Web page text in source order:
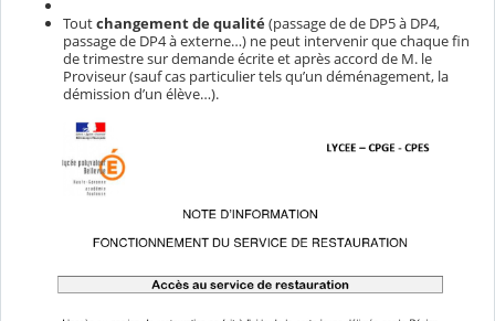
Toutchangement de qualité(passage de de DP5 à DP4,
passage de DP4 à externe…) ne peut intervenir que chaque fin
de trimestre sur demande écrite et après accord de M. le
Proviseur (sauf cas particulier tels qu’un déménagement, la
démission d’un élève…).